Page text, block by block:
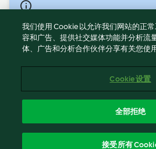
© Copyright 2021-2023 福维克信息科
2026
使用规定
Cookies
ICP许可证号：沪通信管自贸[2026]3号
我们使用 Cookie 以允许我们网站的正
容和广告、提供社交媒体功能并分析流
体、广告和分析合作伙伴分享有关您使
Cookie 设置
全部拒绝
接受所有